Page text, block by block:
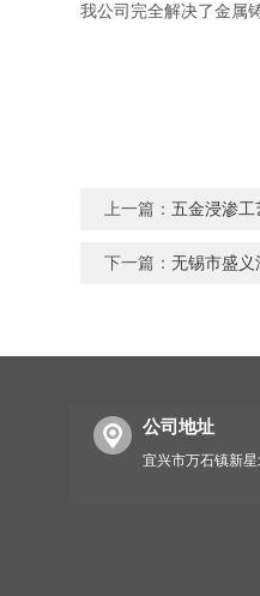
我公司完全解决了金属
上一篇： 五金浸渗工
下一篇：无锡市盛
公司地址
宜兴市万石镇新